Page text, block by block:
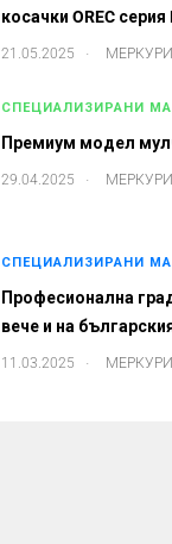
косачки OREC серия
21.05.2025 .
СПЕЦИАЛИЗИРАНИ
Премиум модел
29.04.2025 .
СПЕЦИАЛИЗИРАНИ
Професионална
вече и на
11.03.2025 .